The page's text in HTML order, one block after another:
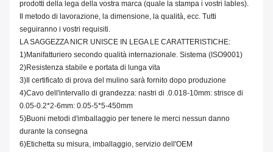
prodotti della lega della vostra marca (quale la stampa i vostri lables).
Il metodo di lavorazione, la dimensione, la qualità, ecc. Tutti
seguiranno i vostri requisiti.
LA SAGGEZZA NICR UNISCE IN LEGA LE CARATTERISTICHE:
1)Manifatturiero secondo qualità internazionale. Sistema (ISO9001)
2)Resistenza stabile e portata di lunga vita
3)Il certificato di prova del mulino sarà fornito dopo produzione
4)Cavo dell'intervallo di grandezza: nastri di .0.018-10mm: strisce di
0.05-0.2*2-6mm: 0.05-5*5-450mm
5)Buoni metodi d'imballaggio per tenere le merci nessun danno
durante la consegna
6)Etichetta su misura, imballaggio, servizio dell'OEM